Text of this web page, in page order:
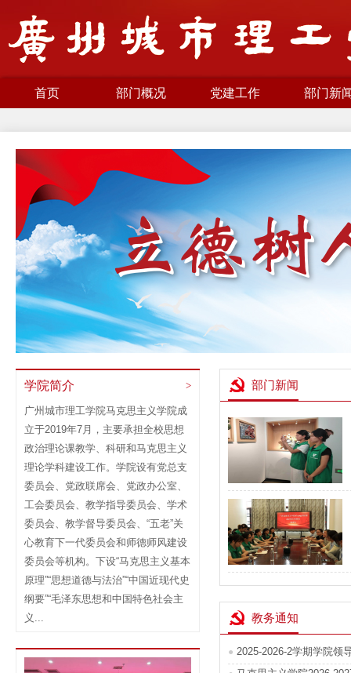
首页 部门概况 党建工作 部门新
学院简介 >
广州城市理工学院马克思主义学院成
立于2019年7月，主要承担全校思想
政治理论课教学、科研和马克思主义
理论学科建设工作。学院设有党总支
委员会、党政联席会、党政办公室、
工会委员会、教学指导委员会、学术
委员会、教学督导委员会、“五老”关
心教育下一代委员会和师德师风建设
委员会等机构。下设“马克思主义基本
原理”“思想道德与法治”“中国近现代史
纲要”“毛泽东思想和中国特色社会主
义...
【城理青年行】Young实践团以文创设
计焕活三华古村文脉
【城理青年行】Young实践团开展岭南
部门新闻
教务通知
● 2025-2026-2学期学院领